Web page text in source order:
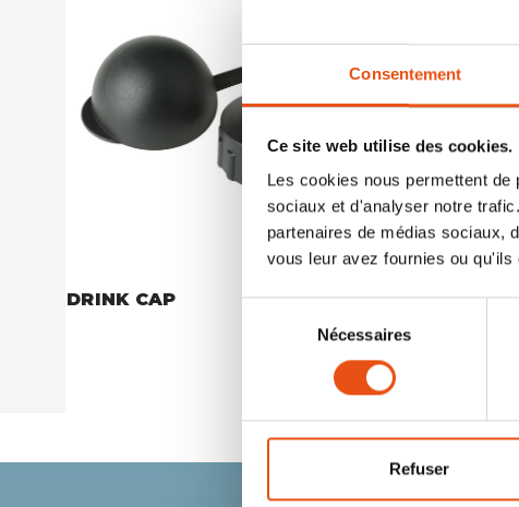
Consentement
Ce site web utilise des cookies.
Les cookies nous permettent
sociaux et d'analyser notre
partenaires de médias sociaux,
vous leur avez fournies ou
consentement
Nécessaires
Refuser
DRINK CAP
€3,50
DRINK CAP